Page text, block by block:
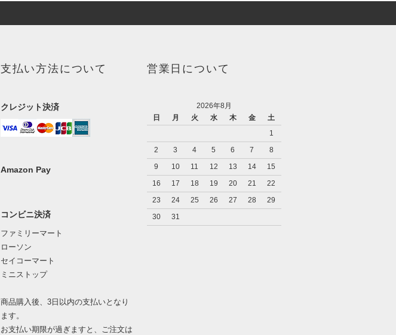
支払い方法について
クレジット決済
Amazon Pay
コンビニ決済
ファミリーマート
ローソン
セイコーマート
ミニストップ
商品購入後、3日以内の支払いとなり
ます。
お支払い期限が過ぎますと、ご注文は
営業日について
2026年8月
日
月 火 水 木 金
土
1
2
3 4 5 6 7
8
9
10 11 12 13 14
15
16
17 18 19 20 21
22
23
24 25 26 27 28
29
30
31